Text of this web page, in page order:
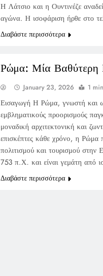
Η Λάτσιο και η Ουντινέζε
αγώνα. Η ισοφάριση ήρθε στο
Διαβάστε περισσότερα
Ρώμα: Μία Βαθύτερη
January 23, 2026 1
Εισαγωγή Η Ρώμα, γνωστή και
εμβληματικούς προορισμούς
μοναδική αρχιτεκτονική και
επισκέπτες κάθε χρόνο, η Ρώμα
πολιτισμού και τουρισμού
753 π.Χ. και είναι γεμάτη από
Διαβάστε περισσότερα